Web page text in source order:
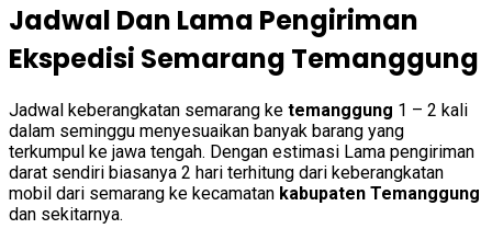
Jadwal Dan Lama Pengiriman
Ekspedisi Semarang Temanggung
Jadwal keberangkatan semarang ke temanggung 1 – 2 kali
dalam seminggu menyesuaikan banyak barang yang
terkumpul ke jawa tengah. Dengan estimasi Lama pengiriman
darat sendiri biasanya 2 hari terhitung dari keberangkatan
mobil dari semarang ke kecamatan kabupaten Temanggung
dan sekitarnya.